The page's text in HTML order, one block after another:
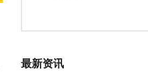
最新资讯